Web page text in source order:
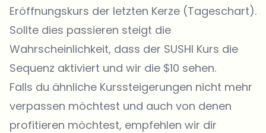
Eröffnungskurs der letzten Kerze (Tageschart).
Sollte dies passieren steigt die
Wahrscheinlichkeit, dass der SUSHI Kurs die
Sequenz aktiviert und wir die $10 sehen.
Falls du ähnliche Kurssteigerungen nicht mehr
verpassen möchtest und auch von denen
profitieren möchtest, empfehlen wir dir